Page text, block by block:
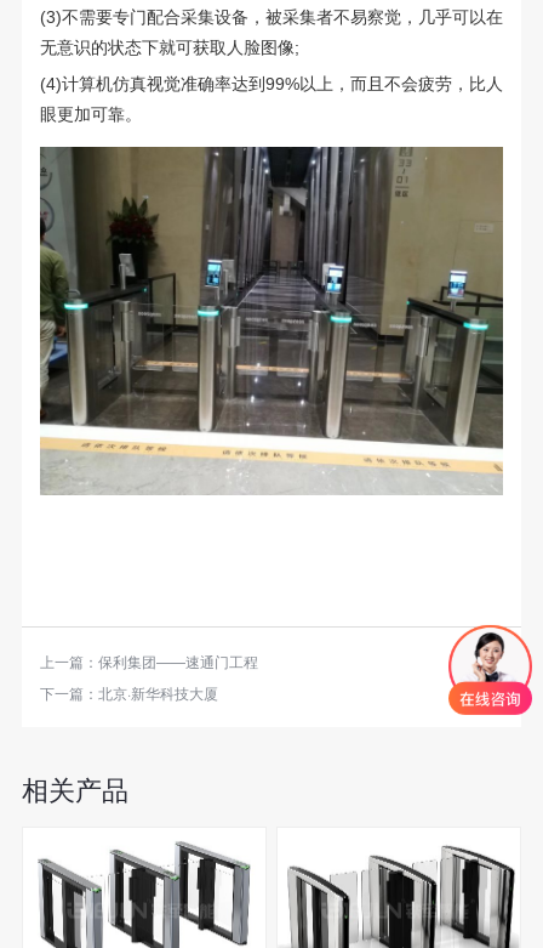
(3)不需要专门配合采集设备，被采集者不易察觉，几乎可以在
无意识的状态下就可获取人脸图像;
(4)计算机仿真视觉准确率达到99%以上，而且不会疲劳，比人
眼更加可靠。
上一篇： 保利集团——速通门工程
下一篇： 北京·新华科技大厦
相关产品